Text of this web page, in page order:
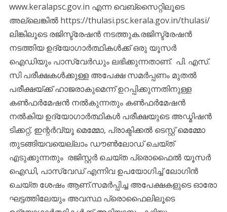
www.keralapsc.gov.in എന്ന വെബ്സൈറ്റിലൂടെ
അല്ലെങ്കിൽ https://thulasi.psc.kerala.gov.in/thulasi/
ലിങ്കിലൂടെ രജിസ്ട്രേഷൻ നടത്തുക.രജിസ്ട്രേഷൻ
നടത്തിയ ഉദ്യോഗാർത്ഥികൾക്ക് ഒരു യൂസർ
ഐഡിയും പാസ്‌വേർഡും ലഭിക്കുന്നതാണ്. പി. എസ്‌.
സി പരീക്ഷകൾക്കുള്ള അപേക്ഷ സമർപ്പണം മുതൽ
പരീക്ഷയ്ക്ക് ഹാജരാകുമെന്ന് ഉറപ്പിക്കുന്നതിനുള്ള
കൺഫർമേഷൻ നൽകുന്നതും കൺഫർമേഷൻ
നൽകിയ ഉദ്യോഗാർത്ഥികൾ പരീക്ഷയുടെ അഡ്മിഷൻ
ടിക്കറ്റ്, ഇന്റർവ്യൂ മെമ്മോ, പ്രാക്ടിക്കൽ ടെസ്റ്റ് മെമ്മോ
തുടങ്ങിയവയെല്ലാം ഡൗൺലോഡ് ചെയ്ത്
എടുക്കുന്നതും രജിസ്റ്റർ ചെയ്ത പ്രൊഫൈൽ യൂസർ
ഐഡി, പാസ്‌വേഡ് എന്നിവ ഉപയോഗിച്ച് ലോഗിൻ
ചെയ്ത ശേഷം ആണ്.സമർപ്പിച്ച അപേക്ഷകളുടെ ഓരോ
ഘട്ടത്തിലേയും അവസ്ഥ പ്രൊഫൈലിലൂടെ